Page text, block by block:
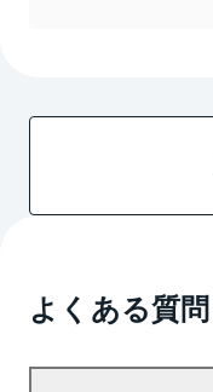
よくある質問